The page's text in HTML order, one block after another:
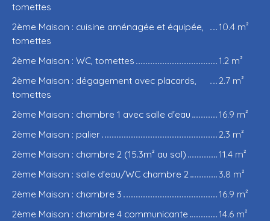
tomettes
2ème Maison : cuisine aménagée et équipée,
tomettes
10.4 m²
2ème Maison : WC, tomettes
1.2 m²
2ème Maison : dégagement avec placards,
tomettes
2.7 m²
2ème Maison : chambre 1 avec salle d'eau
16.9 m²
2ème Maison : palier
2.3 m²
2ème Maison : chambre 2 (15.3m² au sol)
11.4 m²
2ème Maison : salle d'eau/WC chambre 2
3.8 m²
2ème Maison : chambre 3
16.9 m²
2ème Maison : chambre 4 communicante
14.6 m²